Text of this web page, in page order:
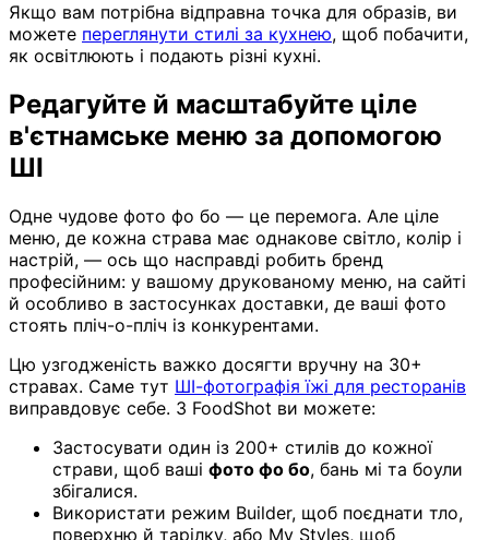
Якщо вам потрібна відправна точка для образів, ви
можете переглянути стилі за кухнею, щоб побачити,
як освітлюють і подають різні кухні.
Редагуйте й масштабуйте ціле
в'єтнамське меню за допомогою
ШІ
Одне чудове фото фо бо — це перемога. Але ціле
меню, де кожна страва має однакове світло, колір і
настрій, — ось що насправді робить бренд
професійним: у вашому друкованому меню, на сайті
й особливо в застосунках доставки, де ваші фото
стоять пліч-о-пліч із конкурентами.
Цю узгодженість важко досягти вручну на 30+
стравах. Саме тут ШІ-фотографія їжі для ресторанів
виправдовує себе. З FoodShot ви можете:
Застосувати один із 200+ стилів до кожної
страви, щоб ваші фото фо бо, бань мі та боули
збігалися.
Використати режим Builder, щоб поєднати тло,
поверхню й тарілку, або My Styles, щоб